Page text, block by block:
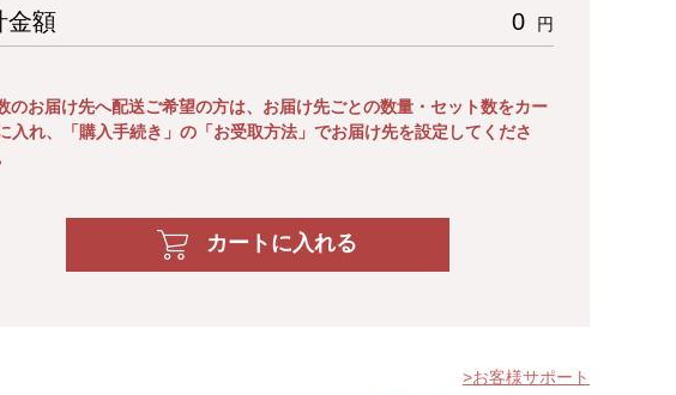
金額 0 円
のお届け先へ配送ご希望の方は、お届け先ごとの数量・セット数をカー
入れ、「購入手続き」の「お受取方法」でお届け先を設定してくださ
カートに入れる
お客様サポート